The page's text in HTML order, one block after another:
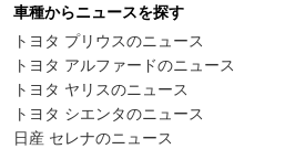
車種からニュースを探す
トヨタ プリウスのニュース
トヨタ アルファードのニュース
トヨタ ヤリスのニュース
トヨタ シエンタのニュース
日産 セレナのニュース